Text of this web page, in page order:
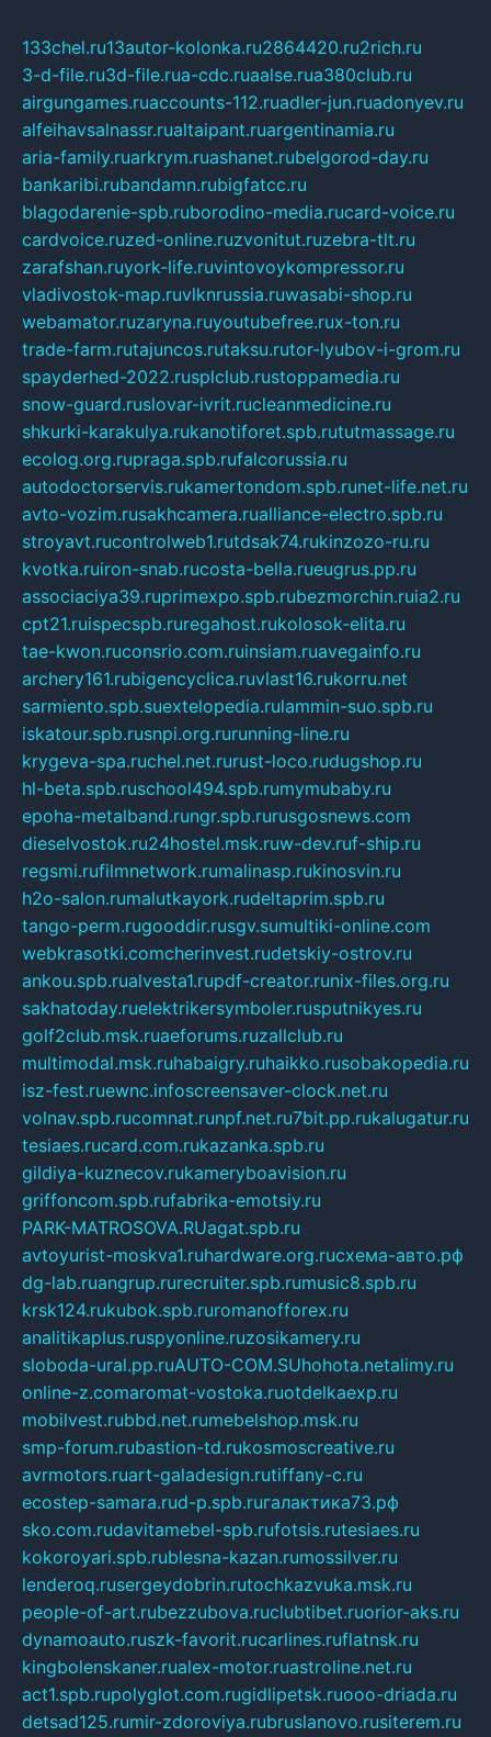
133chel.ru13autor-kolonka.ru2864420.ru2rich.ru
3-d-file.ru3d-file.rua-cdc.ruaalse.rua380club.ru
airgungames.ruaccounts-112.ruadler-jun.ruadonyev.ru
alfeihavsalnassr.rualtaipant.ruargentinamia.ru
aria-family.ruarkrym.ruashanet.rubelgorod-day.ru
bankaribi.rubandamn.rubigfatcc.ru
blagodarenie-spb.ruborodino-media.rucard-voice.ru
cardvoice.ruzed-online.ruzvonitut.ruzebra-tlt.ru
zarafshan.ruyork-life.ruvintovoykompressor.ru
vladivostok-map.ruvlknrussia.ruwasabi-shop.ru
webamator.ruzaryna.ruyoutubefree.rux-ton.ru
trade-farm.rutajuncos.rutaksu.rutor-lyubov-i-grom.ru
spayderhed-2022.rusplclub.rustoppamedia.ru
snow-guard.ruslovar-ivrit.rucleanmedicine.ru
shkurki-karakulya.rukanotiforet.spb.rututmassage.ru
ecolog.org.rupraga.spb.rufalcorussia.ru
autodoctorservis.rukamertondom.spb.runet-life.net.ru
avto-vozim.rusakhcamera.rualliance-electro.spb.ru
stroyavt.rucontrolweb1.rutdsak74.rukinzozo-ru.ru
kvotka.ruiron-snab.rucosta-bella.rueugrus.pp.ru
associaciya39.ruprimexpo.spb.rubezmorchin.ruia2.ru
cpt21.ruispecspb.ruregahost.rukolosok-elita.ru
tae-kwon.ruconsrio.com.ruinsiam.ruavegainfo.ru
archery161.rubigencyclica.ruvlast16.rukorru.net
sarmiento.spb.suextelopedia.rulammin-suo.spb.ru
iskatour.spb.rusnpi.org.rurunning-line.ru
krygeva-spa.ruchel.net.rurust-loco.rudugshop.ru
hl-beta.spb.ruschool494.spb.rumymubaby.ru
epoha-metalband.rungr.spb.rurusgosnews.com
dieselvostok.ru24hostel.msk.ruw-dev.ruf-ship.ru
regsmi.rufilmnetwork.rumalinasp.rukinosvin.ru
h2o-salon.rumalutkayork.rudeltaprim.spb.ru
tango-perm.rugooddir.rusgv.sumultiki-online.com
webkrasotki.comcherinvest.rudetskiy-ostrov.ru
ankou.spb.rualvesta1.rupdf-creator.runix-files.org.ru
sakhatoday.ruelektrikersymboler.rusputnikyes.ru
golf2club.msk.ruaeforums.ruzallclub.ru
multimodal.msk.ruhabaigry.ruhaikko.rusobakopedia.ru
isz-fest.ruewnc.infoscreensaver-clock.net.ru
volnav.spb.rucomnat.runpf.net.ru7bit.pp.rukalugatur.ru
tesiaes.rucard.com.rukazanka.spb.ru
gildiya-kuznecov.rukameryboavision.ru
griffoncom.spb.rufabrika-emotsiy.ru
PARK-MATROSOVA.RUagat.spb.ru
avtoyurist-moskva1.ruhardware.org.ruсхема-авто.рф
dg-lab.ruangrup.rurecruiter.spb.rumusic8.spb.ru
krsk124.rukubok.spb.ruromanofforex.ru
analitikaplus.ruspyonline.ruzosikamery.ru
sloboda-ural.pp.ruAUTO-COM.SUhohota.netalimy.ru
online-z.comaromat-vostoka.ruotdelkaexp.ru
mobilvest.rubbd.net.rumebelshop.msk.ru
smp-forum.rubastion-td.rukosmoscreative.ru
avrmotors.ruart-galadesign.rutiffany-c.ru
ecostep-samara.rud-p.spb.ruгалактика73.рф
sko.com.rudavitamebel-spb.rufotsis.rutesiaes.ru
kokoroyari.spb.rublesna-kazan.rumossilver.ru
lenderoq.rusergeydobrin.rutochkazvuka.msk.ru
people-of-art.rubezzubova.ruclubtibet.ruorior-aks.ru
dynamoauto.ruszk-favorit.rucarlines.ruflatnsk.ru
kingbolenskaner.rualex-motor.ruastroline.net.ru
act1.spb.rupolyglot.com.rugidlipetsk.ruooo-driada.ru
detsad125.rumir-zdoroviya.rubruslanovo.rusiterem.ru